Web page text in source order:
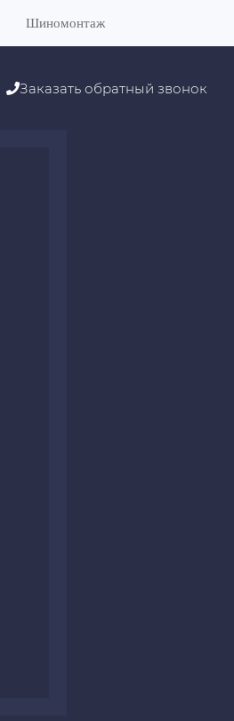
Шиномонтаж
Заказать обратный звонок